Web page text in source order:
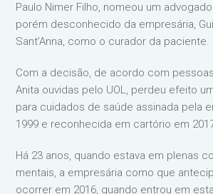
Paulo Nimer Filho, nomeou um
porém desconhecido da empresária,
Sant’Anna, como o curador da paciente.
Com a decisão, de acordo com
Anita ouvidas pelo UOL, perdeu efeito
para cuidados de saúde assinada pela
1999 e reconhecida em cartório em
Há 23 anos, quando estava em plenas
mentais, a empresária como que
ocorrer em 2016, quando entrou em